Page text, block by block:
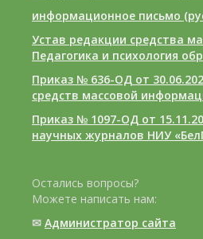
информационное письмо
Устав редакции средства
Педагогика и психология
Приказ № 636-ОД от
средств массовой
Приказ № 1097-ОД от
научных журналов НИУ
Остались вопросы?
Можете написать нам:
✉ Администратор сайта